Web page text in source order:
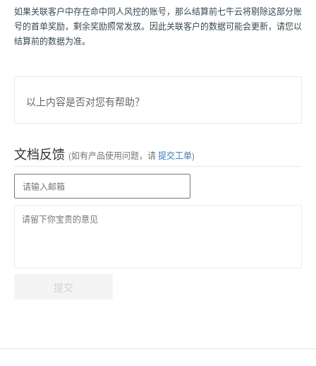
如果关联客户中存在命中同人风控的账号，那么结算前七牛云将剔除这部分账
号的首单奖励，剩余奖励照常发放。因此关联客户的数据可能会更新，请您以
结算前的数据为准。
以上内容是否对您有帮助？
文档反馈 (如有产品使用问题，请提交工单)
提交